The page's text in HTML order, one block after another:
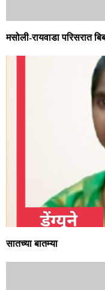
मसोली-रायवाडा परिसरात
सातच्या बातम्या